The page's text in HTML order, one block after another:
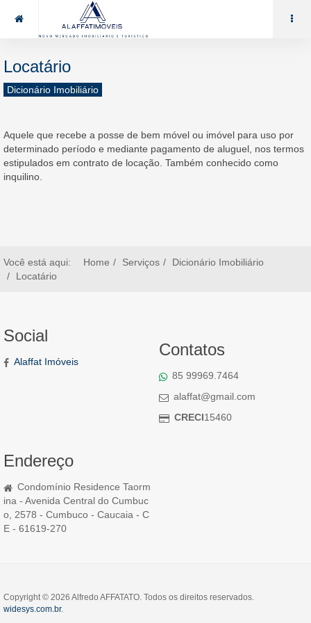
85 99969.7464 alaffat@gmail.com
Locatário
Dicionário Imobiliário
Aquele que recebe a posse de bem móvel ou imóvel para uso por
determinado período e mediante pagamento de aluguel, nos termos
estipulados em contrato de locação. Também conhecido como
inquilino.
Você está aqui: Home Serviços
Dicionário Imobiliário
Locatário
Social
Alaffat Imóveis
Contatos
85 99969.7464
alaffat@gmail.com
CRECI15460
Endereço
Condomínio Residence Taorm
ina - Avenida Central do Cumbuc
o, 2578 - Cumbuco - Caucaia - C
E - 61619-270
Copyright © 2026 Alfredo AFFATATO. Todos os direitos reservados.
widesys.com.br.